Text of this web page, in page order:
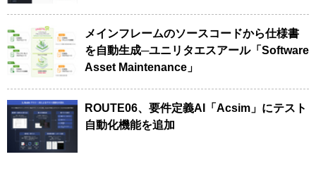
メインフレームのソースコードから仕様書
を自動生成─ユニリタエスアール「Software
Asset Maintenance」
ROUTE06、要件定義AI「Acsim」にテスト
自動化機能を追加